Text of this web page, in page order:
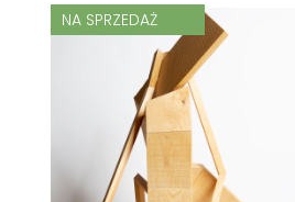
NA SPRZEDAŻ